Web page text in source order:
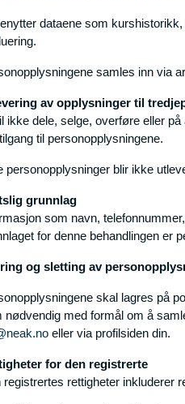
dataene som
samles inn via
av opplysninger til
ikke dele, selge, overføre eller
til personopplysningene.
personopplysninger blir ikke
grunnlag
som navn,
for denne behandlingen er
og sletting av
skal lagres på
nødvendig med formål om å
eller via profilsiden din.
for den registrerte
registrertes rettigheter inkluderer